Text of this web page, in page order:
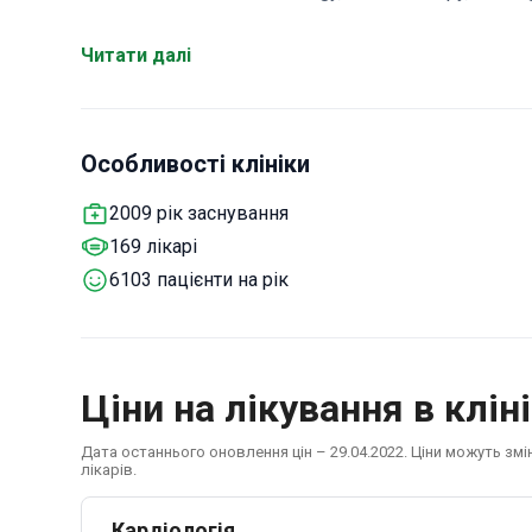
Offers diagnostic and therapeutic procedures for
Читати далі
Особливості клініки
2009 рік заснування
169 лікарі
6103 пацієнти на рік
Ціни на лікування в
Дата останнього оновлення цін – 29.04.2022. Ціни можуть
лікарів.